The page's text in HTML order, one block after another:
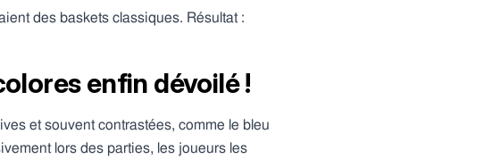
des baskets classiques. Résultat :
enfin dévoilé !
et souvent contrastées, comme le bleu
lors des parties, les joueurs les